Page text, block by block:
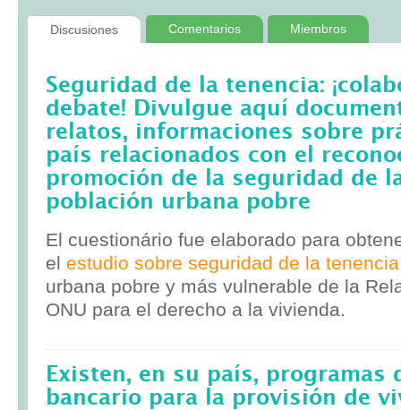
Discusiones Comentarios Miembros
Seguridad de la tenencia:
debate! Divulgue aquí
relatos, informaciones sobre
país relacionados con el
promoción de la seguridad de
población urbana pobre
El cuestionário fue elaborado para
el estudio sobre seguridad de la tenencia
urbana pobre y más vulnerable de la
ONU para el derecho a la vivienda.
Existen, en su país, programas
bancario para la provisión de